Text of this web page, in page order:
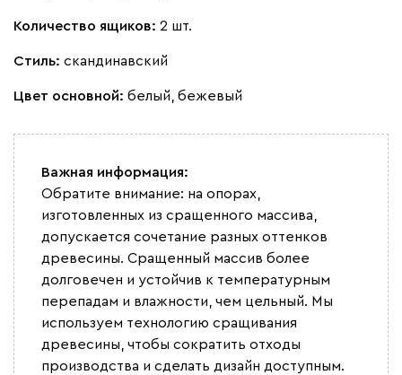
Количество ящиков: 2 шт.
Стиль: скандинавский
Цвет основной: белый, бежевый
Важная информация:
Обратите внимание: на опорах,
изготовленных из сращенного массива,
допускается сочетание разных оттенков
древесины. Сращенный массив более
долговечен и устойчив к температурным
перепадам и влажности, чем цельный. Мы
используем технологию сращивания
древесины, чтобы сократить отходы
производства и сделать дизайн доступным.